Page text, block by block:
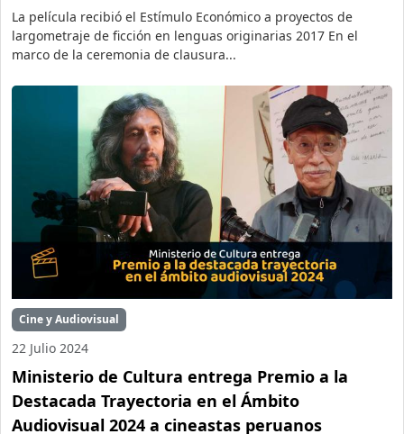
La película recibió el Estímulo Económico a proyectos de
largometraje de ficción en lenguas originarias 2017 En el
marco de la ceremonia de clausura...
Cine y Audiovisual
22 Julio 2024
Ministerio de Cultura entrega Premio a la
Destacada Trayectoria en el Ámbito
Audiovisual 2024 a cineastas peruanos